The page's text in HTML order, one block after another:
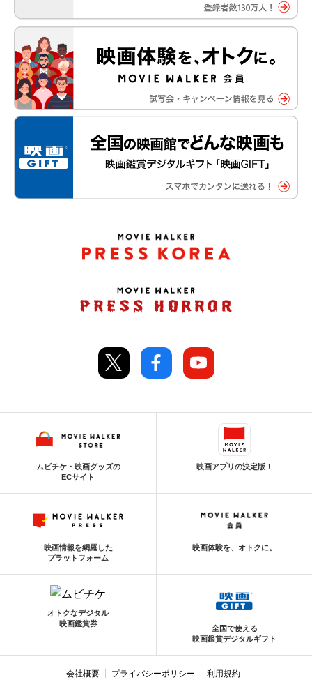
ムビチケ・映画グッズの
ECサイト
映画アプリの決定版！
映画情報を網羅した
プラットフォーム
映画体験を、オトクに。
オトクなデジタル
映画鑑賞券
全国で使える
映画鑑賞デジタルギフト
会社概要 プライバシーポリシー 利用規約